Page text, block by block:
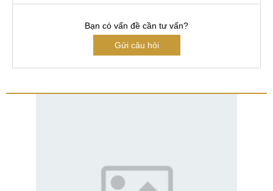
Bạn có vấn đề cần tư vấn?
Gửi câu hỏi